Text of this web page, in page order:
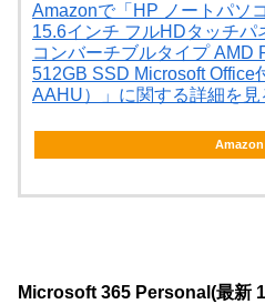
Amazonで「HP ノートパソ
15.6インチ フルHDタッチパ
コンバーチブルタイプ AMD
512GB SSD Microsoft Office
AAHU）」に関する詳細を見
Amazon
Microsoft 365 Personal(最新